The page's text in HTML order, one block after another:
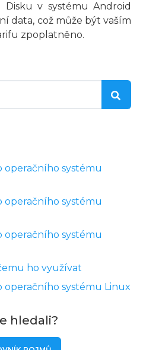
operačního systému
operačního systému
operačního systému
ho využívat
operačního systému Linux
hledali?
v systému Android
data, což může být vaším
zpoplatněno.